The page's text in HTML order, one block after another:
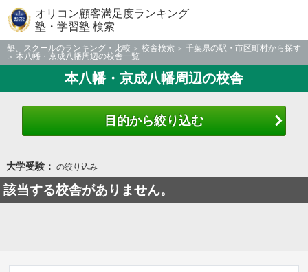
オリコン顧客満足度ランキング
塾・学習塾 検索
塾、スクールのランキング・比較 校舎検索
千葉県の駅・市区町村から探す
本八幡・京成八幡周辺の校舎一覧
本八幡・京成八幡周辺の校舎
目的から絞り込む
大学受験： の絞り込み
該当する校舎がありません。